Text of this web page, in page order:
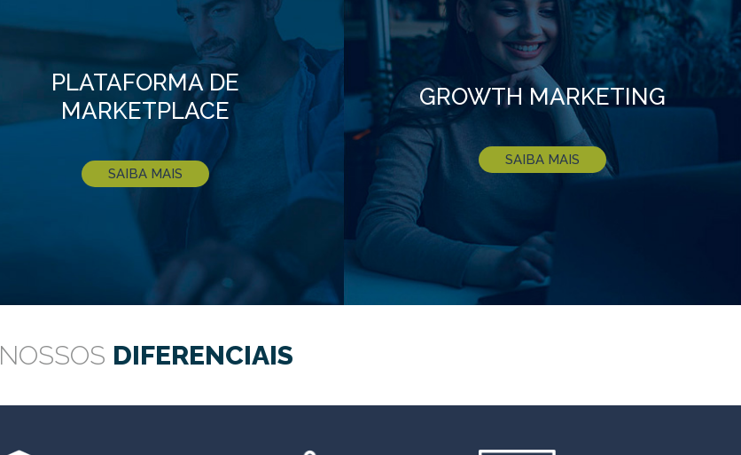
PLATAFORMA DE
MARKETPLACE
SAIBA MAIS
GROWTH MARKETING
SAIBA MAIS
NOSSOS DIFERENCIAIS